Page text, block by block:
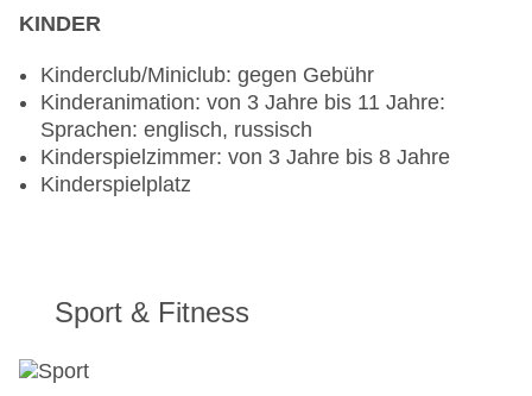
KINDER
Kinderclub/Miniclub: gegen Gebühr
Kinderanimation: von 3 Jahre bis 11 Jahre:
Sprachen: englisch, russisch
Kinderspielzimmer: von 3 Jahre bis 8 Jahre
Kinderspielplatz
Sport & Fitness